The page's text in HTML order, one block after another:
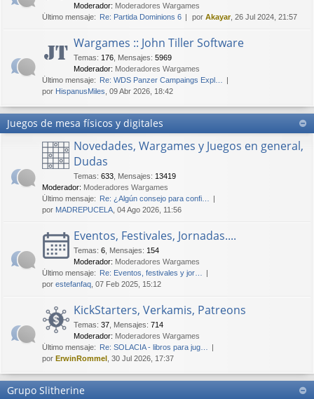
Moderador: Moderadores Wargames
Último mensaje: Re: Partida Dominions 6 por Akayar, 26 Jul 2024, 21:57
Wargames :: John Tiller Software
Temas: 176 Mensajes: 5969
Moderador: Moderadores Wargames
Último mensaje: Re: WDS Panzer Campaings Expl…
por HispanusMiles , 09 Abr 2026, 18:42
Juegos de mesa físicos y digitales
Novedades, Wargames y Juegos en general,
Dudas
Temas: 633 Mensajes: 13419
Moderador: Moderadores Wargames
Último mensaje: Re: ¿Algún consejo para confi…
por MADREPUCELA , 04 Ago 2026, 11:56
Eventos, Festivales, Jornadas....
Temas: 6 Mensajes: 154
Moderador: Moderadores Wargames
Último mensaje: Re: Eventos, festivales y jor…
por estefanfaq , 07 Feb 2025, 15:12
KickStarters, Verkamis, Patreons
Temas: 37 Mensajes: 714
Moderador: Moderadores Wargames
Último mensaje: Re: SOLACIA - libros para jug…
por ErwinRommel , 30 Jul 2026, 17:37
Grupo Slitherine